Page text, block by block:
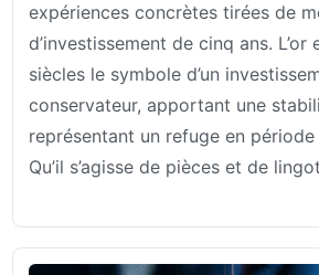
expériences concrètes tirées de
d’investissement de cinq ans. L’or
siècles le symbole d’un
conservateur, apportant une
représentant un refuge en période
Qu’il s’agisse de pièces et de